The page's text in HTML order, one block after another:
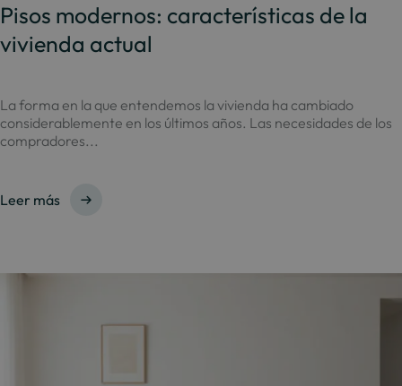
Pisos modernos: características de la
vivienda actual
La forma en la que entendemos la vivienda ha cambiado
considerablemente en los últimos años. Las necesidades de los
compradores...
Leer más